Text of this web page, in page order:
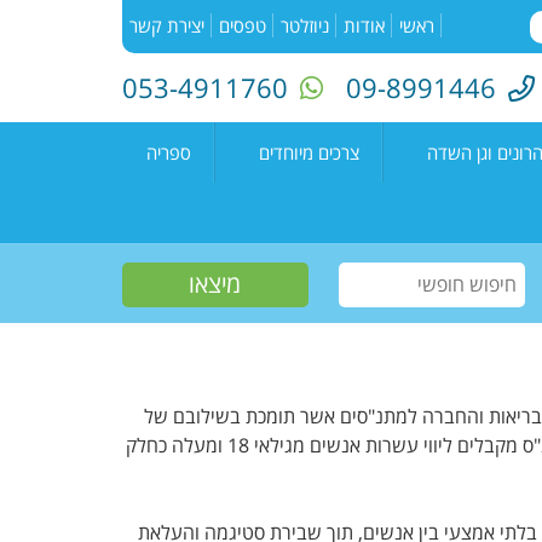
ראשי אודות ניוזלטר טפסים יצירת קשר
09-8991446
053-4911760
וגן השדה
קדימה צורן
צרכים מיוחדים
עמיתים
שווים צעירים
חוגים למיוחדים
ספריה
קטלוג הספריה
הזמנת ספרים
יוצרים מקומיים
והחברה למתנ"סים אשר תומכת בשילובם של
אנשים המתמודדים עם מגבלה נפשית באמצעות שילובם בפעילויות פנאי בקהילה. במתנ"ס מקבלים ליווי עשרות אנשים מגילאי 18 ומעלה כחלק
אמצעי בין אנשים, תוך שבירת סטיגמה והעלאת